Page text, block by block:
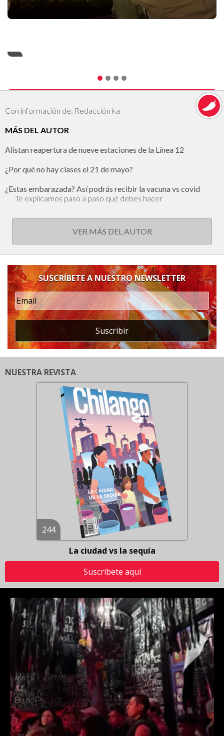
Con información de: Redacción ka
MÁS DEL AUTOR
Alistan reapertura de nueve estaciones de la Línea 12
¿Por qué no hay clases el 21 de mayo?
¿Estas embarazada? Así podrás recibir la vacuna vs covid
Te explicamos paso a paso qué debes hacer
VER MÁS DEL AUTOR
SUSCRÍBETE A NUESTRO NEWSLETTER
Suscribir
NUESTRA REVISTA
244
La ciudad vs la sequía
Suscríbete aquí